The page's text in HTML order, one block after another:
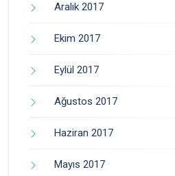
Aralık 2017
Ekim 2017
Eylül 2017
Ağustos 2017
Haziran 2017
Mayıs 2017